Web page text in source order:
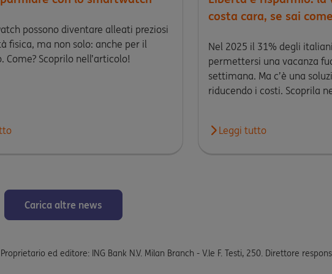
i tuoi diritti
possono diventare alleati preziosi
fisica, ma non solo: anche per il
Come? Scoprilo nell’articolo!
Come risparmiare con lo smartwatch
costa cara, se sai
Nel 2025 il 31% degli
permettersi una vacanza
settimana. Ma c’è una
riducendo i costi. Scoprila
Leggi tutto
Leggi l'articolo Libertà e
Carica altre news
ed editore: ING Bank N.V. Milan Branch - V.le F. Testi, 250. Direttore